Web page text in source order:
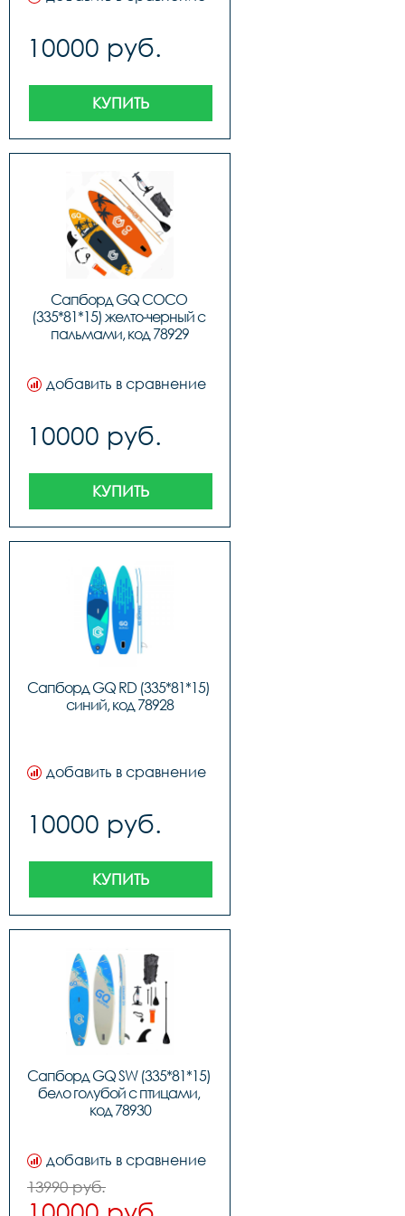
10000 руб.
КУПИТЬ
Сапборд GQ COCO
(335*81*15) желто-черный с
пальмами, код 78929
добавить в сравнение
10000 руб.
КУПИТЬ
Сапборд GQ RD (335*81*15)
синий, код 78928
добавить в сравнение
10000 руб.
КУПИТЬ
Сапборд GQ SW (335*81*15)
бело голубой с птицами,
код 78930
добавить в сравнение
13990 руб.